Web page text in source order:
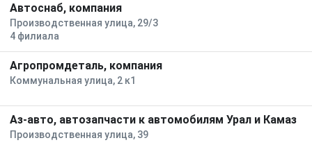
Автоснаб, компания
Производственная улица, 29/3
4 филиала
Агропромдеталь, компания
Коммунальная улица, 2 к1
Аз-авто, автозапчасти к автомобилям Урал и Камаз
Производственная улица, 39